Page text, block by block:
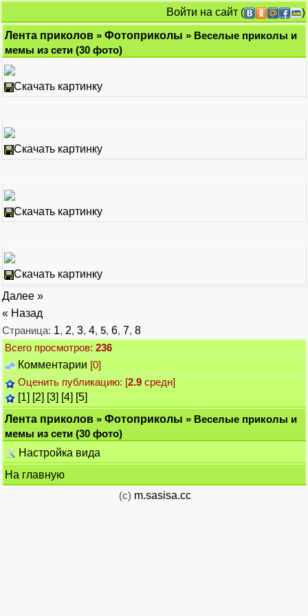
Войти на сайт (
)
Лента приколов » Фотоприколы » Веселые приколы и
мемы из сети (30 фото)
Скачать картинку
Скачать картинку
Скачать картинку
Скачать картинку
Далее »
« Назад
Страница: 1, 2, 3, 4, 5, 6, 7, 8
Всего просмотров: 236
Комментарии [0]
Оценить публикацию: [2.9 средн]
[1] [2] [3] [4] [5]
Лента приколов » Фотоприколы » Веселые приколы и
мемы из сети (30 фото)
Настройка вида
На главную
(c) m.sasisa.cc